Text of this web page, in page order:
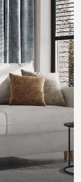
мятного цвета
цвета
в стиле лофт